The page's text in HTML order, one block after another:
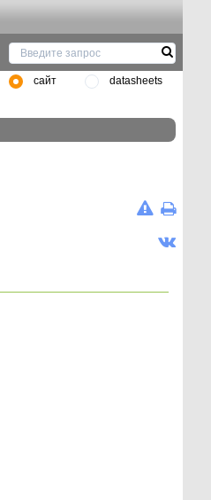
сайт datasheets